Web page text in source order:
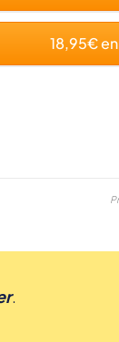
18,95€
.